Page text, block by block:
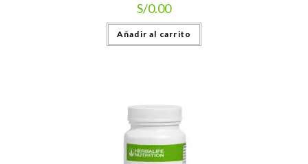
S/0.00
Añadir al carrito